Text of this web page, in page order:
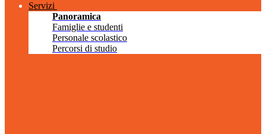
Servizi
Panoramica
Famiglie e studenti
Personale scolastico
Percorsi di studio